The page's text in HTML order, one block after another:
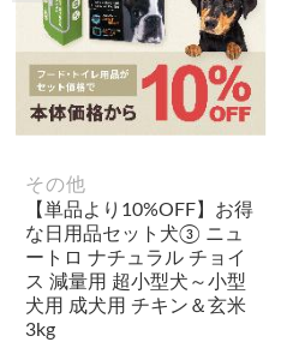
その他
【単品より10%OFF】お得
な日用品セット犬③ ニュ
ートロ ナチュラル チョイ
ス 減量用 超小型犬～小型
犬用 成犬用 チキン＆玄米
3kg